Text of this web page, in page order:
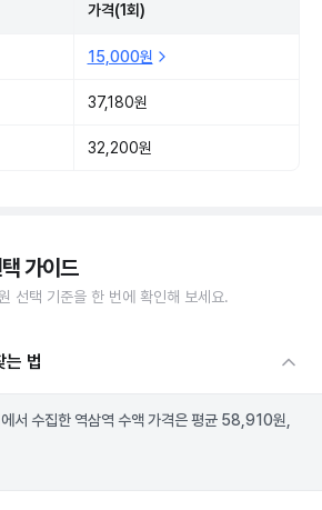
가격(1회)
15,000원
37,180원
32,200원
가이드
선택 기준을 한 번에 확인해 보세요.
는 법
에서 수집한 역삼역 수액 가격은 평균 58,910원,